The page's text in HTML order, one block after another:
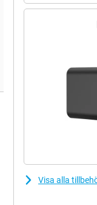
Visa alla